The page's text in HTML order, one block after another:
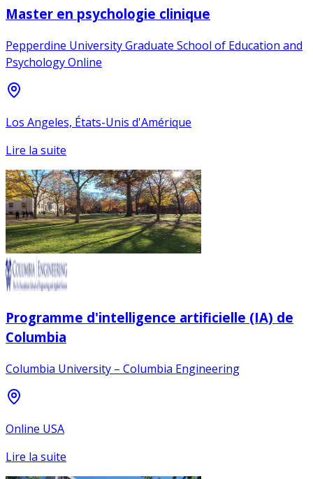
Master en psychologie clinique
Pepperdine University Graduate School of Education and
Psychology Online
Los Angeles, États-Unis d'Amérique
Lire la suite
Programme d'intelligence artificielle (IA) de
Columbia
Columbia University – Columbia Engineering
Online USA
Lire la suite